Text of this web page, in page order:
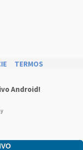
TERMOS
Android!